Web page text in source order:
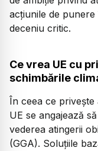
acţiunile de
deceniu critic.
Ce vrea UE cu
schimbările
În ceea ce priveşte
UE se angajează
vederea atingerii
(GGA). Soluţiile